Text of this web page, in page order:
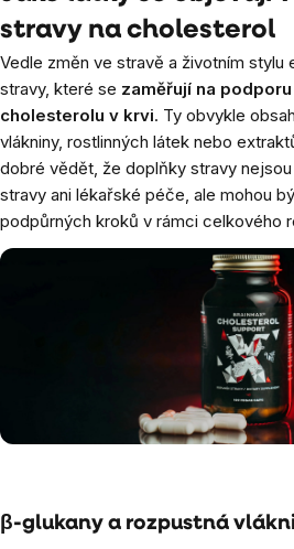
stravy na cholesterol
Vedle změn ve stravě a životním stylu
stravy, které se zaměřují na
cholesterolu v krvi. Ty obvykle
vlákniny, rostlinných látek nebo
dobré vědět, že doplňky stravy
stravy ani lékařské péče, ale mohou
podpůrných kroků v rámci celkového
β-glukany a rozpustná